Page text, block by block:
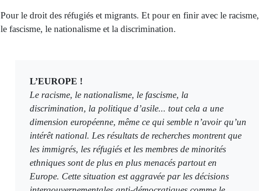
Pour le droit des réfugiés et migrants. Et pour en finir avec le racisme,
le fascisme, le nationalisme et la discrimination.
L’EUROPE !
Le racisme, le nationalisme, le fascisme, la
discrimination, la politique d’asile... tout cela a une
dimension européenne, même ce qui semble n’avoir qu’un
intérêt national. Les résultats de recherches montrent que
les immigrés, les réfugiés et les membres de minorités
ethniques sont de plus en plus menacés partout en
Europe. Cette situation est aggravée par les décisions